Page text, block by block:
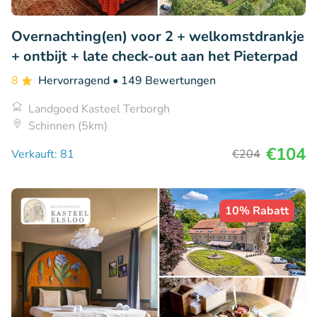
Overnachting(en) voor 2 + welkomstdrankje
+ ontbijt + late check-out aan het Pieterpad
8 Hervorragend • 149 Bewertungen
Landgoed Kasteel Terborgh
Schinnen (5km)
Verkauft: 81
€204 €104
10% Rabatt